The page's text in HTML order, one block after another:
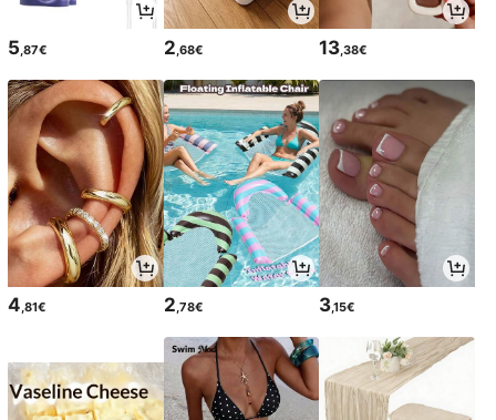
5 ,87€ 2 ,68€ 13 ,38€
4,81€ 2,78€ 3,15€